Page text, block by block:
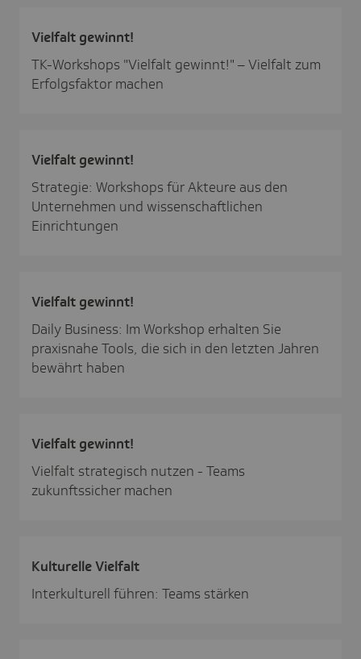
Viel­falt gewinnt!
TK-Workshops "Vielfalt gewinnt!" – Vielfalt zum
Erfolgsfaktor machen
Viel­falt gewinnt!
Strategie: Workshops für Akteure aus den
Unternehmen und wissenschaftlichen
Einrichtungen
Viel­falt gewinnt!
Daily Business: Im Workshop erhalten Sie
praxisnahe Tools, die sich in den letzten Jahren
bewährt haben
Viel­falt gewinnt!
Vielfalt strategisch nutzen - Teams
zukunftssicher machen
Kultu­relle Viel­falt
Interkulturell führen: Teams stärken